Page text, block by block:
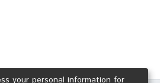
your personal information for